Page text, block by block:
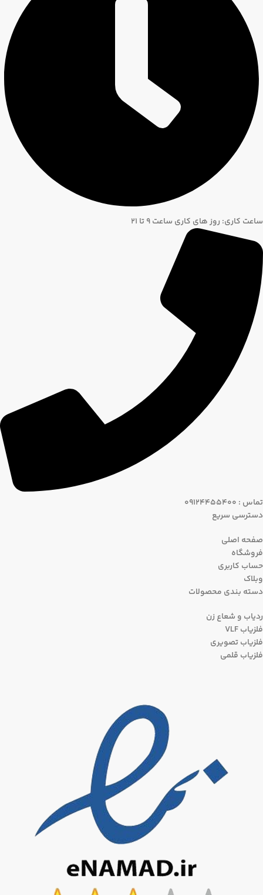
ساعت کاری: روز های کاری ساعت ۹ تا ۲۱
تماس : 09124455400
دسترسی سریع
صفحه اصلی
فروشگاه
حساب کاربری
وبلاک
دسته بندی محصولات
ردیاب و شعاع زن
فلزیاب VLF
فلزیاب تصویری
فلزیاب قلمی